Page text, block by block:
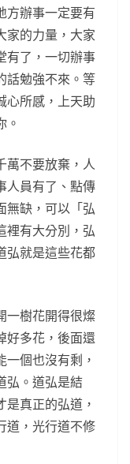
方辦事一定要有
家的力量，大家
有了，一切辦事
話勉強不來。等
心所感，上天助
。
萬不要放棄，人
人員有了、點傳
無缺，可以「弘
裡有大分別，弘
弘就是這些花都
一樹花開得很燦
好多花，後面還
個也沒有剩，
弘。道弘是結
真正的弘道，
道，光行道不修